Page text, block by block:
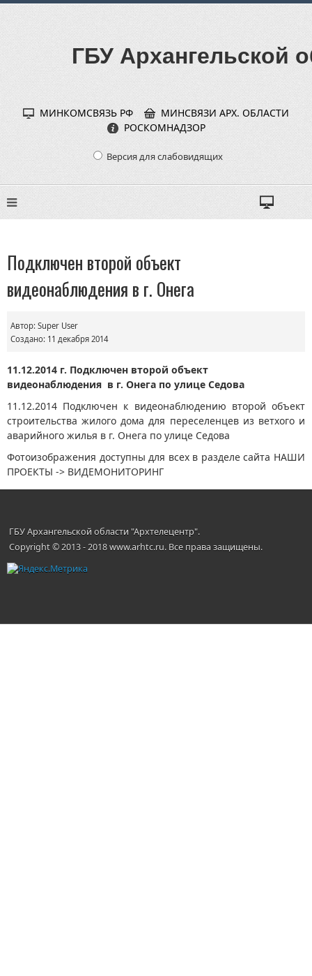
ГБУ Архангельской
МИНКОМСВЯЗЬ РФ
МИНСВЯЗИ АРХ. ОБЛАСТИ
РОСКОМНАДЗОР
Версия для слабовидящих
Подключен второй объект
видеонаблюдения в г. Онега
Автор: Super User
Создано: 11 декабря 2014
11.12.2014 г. Подключен второй объект
видеонаблюдения в г. Онега по улице Седова
11.12.2014 Подключен к видеонаблюдению второй объект
строительства жилого дома для переселенцев из ветхого и
аварийного жилья в г. Онега по улице Седова
Фотоизображения доступны для всех в разделе сайта НАШИ
ПРОЕКТЫ -> ВИДЕМОНИТОРИНГ
ГБУ Архангельской области "Архтелецентр".
Copyright © 2013 - 2018 www.arhtc.ru. Все права защищены.